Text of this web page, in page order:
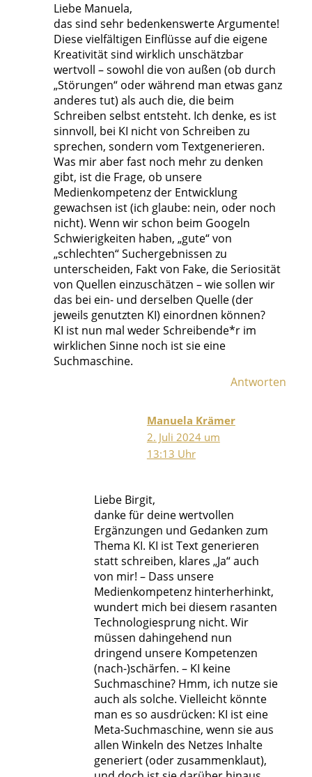
Liebe Manuela,
das sind sehr bedenkenswerte Argumente!
Diese vielfältigen Einflüsse auf die eigene
Kreativität sind wirklich unschätzbar
wertvoll – sowohl die von außen (ob durch
„Störungen“ oder während man etwas ganz
anderes tut) als auch die, die beim
Schreiben selbst entsteht. Ich denke, es ist
sinnvoll, bei KI nicht von Schreiben zu
sprechen, sondern vom Textgenerieren.
Was mir aber fast noch mehr zu denken
gibt, ist die Frage, ob unsere
Medienkompetenz der Entwicklung
gewachsen ist (ich glaube: nein, oder noch
nicht). Wenn wir schon beim Googeln
Schwierigkeiten haben, „gute“ von
„schlechten“ Suchergebnissen zu
unterscheiden, Fakt von Fake, die Seriosität
von Quellen einzuschätzen – wie sollen wir
das bei ein- und derselben Quelle (der
jeweils genutzten KI) einordnen können?
KI ist nun mal weder Schreibende*r im
wirklichen Sinne noch ist sie eine
Suchmaschine.
Antworten
Manuela Krämer
2. Juli 2024 um
13:13 Uhr
Liebe Birgit,
danke für deine wertvollen
Ergänzungen und Gedanken zum
Thema KI. KI ist Text generieren
statt schreiben, klares „Ja“ auch
von mir! – Dass unsere
Medienkompetenz hinterherhinkt,
wundert mich bei diesem rasanten
Technologiesprung nicht. Wir
müssen dahingehend nun
dringend unsere Kompetenzen
(nach-)schärfen. – KI keine
Suchmaschine? Hmm, ich nutze sie
auch als solche. Vielleicht könnte
man es so ausdrücken: KI ist eine
Meta-Suchmaschine, wenn sie aus
allen Winkeln des Netzes Inhalte
generiert (oder zusammenklaut),